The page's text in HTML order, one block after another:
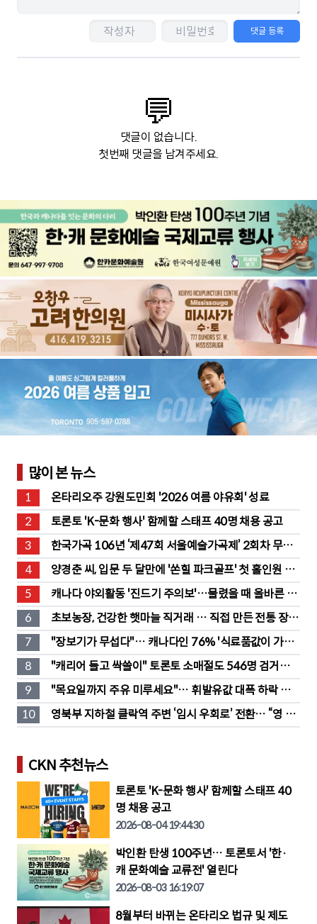
댓글 등록
💬
댓글이 없습니다.
첫번째 댓글을 남겨주세요.
많이 본 뉴스
1
온타리오주 강원도민회 '2026 여름 야유회' 성료
2
토론토 'K-문화 행사' 함께할 스태프 40명 채용 공고
3
한국가곡 106년 ‘제47회 서울예술가곡제’ 2회차 무대
성황
4
양경춘 씨, 입문 두 달만에 '쏜힐 파크골프' 첫 홀인원 주
인공
5
캐나다 야외활동 '진드기 주의보'…물렸을 때 올바른 대
처법은?
6
초보농장, 건강한 햇마늘 직거래 … 직접 만든 전통 장류
도 판매
7
"장보기가 무섭다"… 캐나다인 76% '식료품값이 가장
부담'
8
"캐리어 들고 싹쓸이" 토론토 소매절도 546명 검거…
훔친 물건 재유통
9
"목요일까지 주유 미루세요"… 휘발유값 대폭 하락 예
고
10
영북부 지하철 클락역 주변 ‘임시 우회로’ 전환… “영 스
트리트 바뀐다”
CKN 추천뉴스
토론토 'K-문화 행사' 함께할 스태프 40
명 채용 공고
2026-08-04 19:44:30
박인환 탄생 100주년… 토론토서 '한·
캐 문화예술 교류전' 열린다
2026-08-03 16:19:07
8월부터 바뀌는 온타리오 법규 및 제도